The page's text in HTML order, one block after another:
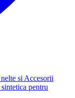
si Accesorii
pentru